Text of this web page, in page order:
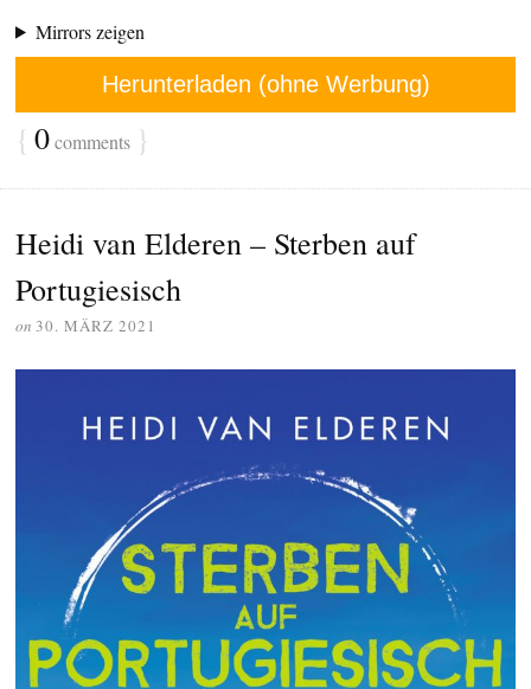
Mirrors zeigen
Herunterladen (ohne Werbung)
{ 0comments }
Heidi van Elderen – Sterben auf
Portugiesisch
on 30. MÄRZ 2021